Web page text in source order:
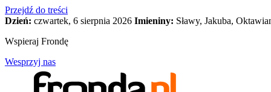
Przejdź do treści
Dzień: czwartek, 6 sierpnia 2026 Imieniny: Sławy, Jakuba,
Wspieraj Frondę
Wesprzyj nas